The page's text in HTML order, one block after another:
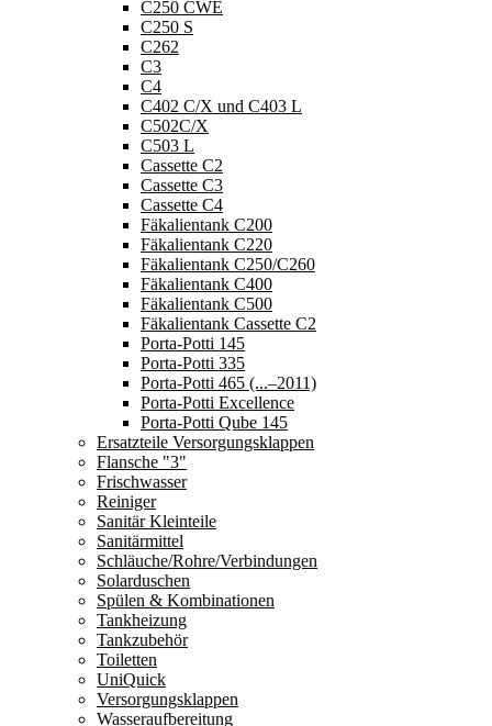
C250 CWE
C250 S
C262
C3
C4
C402 C/X und C403 L
C502C/X
C503 L
Cassette C2
Cassette C3
Cassette C4
Fäkalientank C200
Fäkalientank C220
Fäkalientank C250/C260
Fäkalientank C400
Fäkalientank C500
Fäkalientank Cassette C2
Porta-Potti 145
Porta-Potti 335
Porta-Potti 465 (...–2011)
Porta-Potti Excellence
Porta-Potti Qube 145
Ersatzteile Versorgungsklappen
Flansche "3"
Frischwasser
Reiniger
Sanitär Kleinteile
Sanitärmittel
Schläuche/Rohre/Verbindungen
Solarduschen
Spülen & Kombinationen
Tankheizung
Tankzubehör
Toiletten
UniQuick
Versorgungsklappen
Wasseraufbereitung